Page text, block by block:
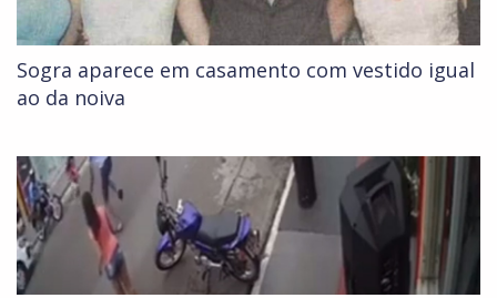
Sogra aparece em casamento com vestido igual
ao da noiva